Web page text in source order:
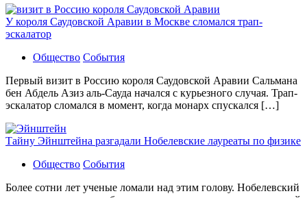
У короля Саудовской Аравии в Москве сломался трап-
эскалатор
Общество События
Первый визит в Россию короля Саудовской Аравии Сальмана
бен Абдель Азиз аль-Сауда начался с курьезного случая. Трап-
эскалатор сломался в момент, когда монарх спускался […]
Тайну Эйнштейна разгадали Нобелевские лауреаты по физике
Общество События
Более сотни лет ученые ломали над этим голову. Нобелевский